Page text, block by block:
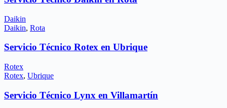
Daikin
Daikin, Rota
Servicio Técnico Rotex en Ubrique
Rotex
Rotex, Ubrique
Servicio Técnico Lynx en Villamartín